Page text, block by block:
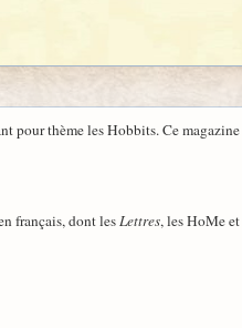
pour thème les Hobbits. Ce
français, dont lesLettres, les HoMe